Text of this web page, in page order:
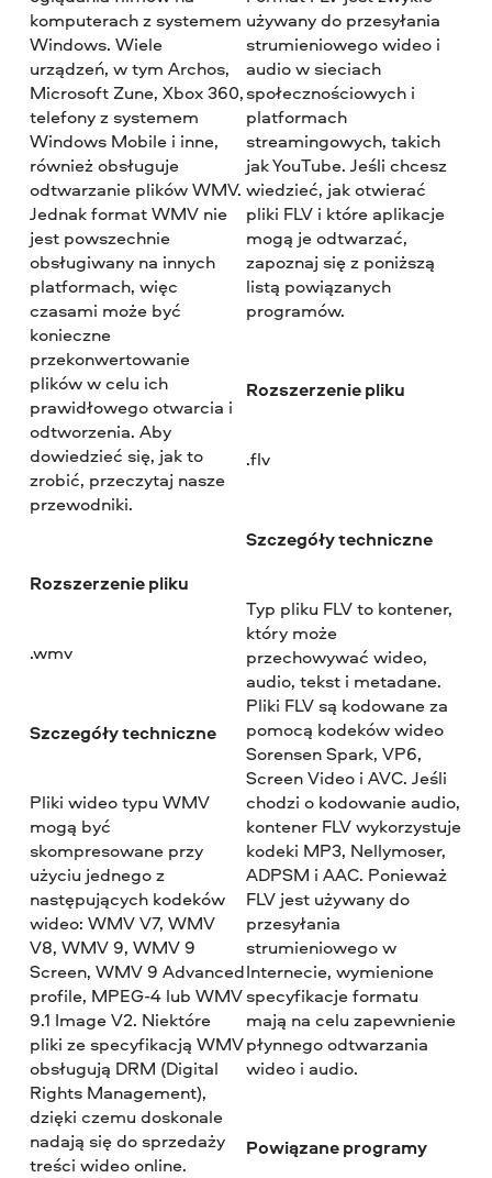
komputerach z systemem
Windows. Wiele
urządzeń, w tym Archos,
Microsoft Zune, Xbox 360,
telefony z systemem
Windows Mobile i inne,
również obsługuje
odtwarzanie plików WMV.
Jednak format WMV nie
jest powszechnie
obsługiwany na innych
platformach, więc
czasami może być
konieczne
przekonwertowanie
plików w celu ich
prawidłowego otwarcia i
odtworzenia. Aby
dowiedzieć się, jak to
zrobić, przeczytaj nasze
przewodniki.
Rozszerzenie pliku
.wmv
Szczegóły techniczne
Pliki wideo typu WMV
mogą być
skompresowane przy
użyciu jednego z
następujących kodeków
wideo: WMV V7, WMV
V8, WMV 9, WMV 9
Screen, WMV 9 Advanced
profile, MPEG-4 lub WMV
9.1 Image V2. Niektóre
pliki ze specyfikacją WMV
obsługują DRM (Digital
Rights Management),
dzięki czemu doskonale
nadają się do sprzedaży
treści wideo online.
używany do przesyłania
strumieniowego wideo i
audio w sieciach
społecznościowych i
platformach
streamingowych, takich
jak YouTube. Jeśli chcesz
wiedzieć, jak otwierać
pliki FLV i które aplikacje
mogą je odtwarzać,
zapoznaj się z poniższą
listą powiązanych
programów.
Rozszerzenie pliku
.flv
Szczegóły techniczne
Typ pliku FLV to kontener,
który może
przechowywać wideo,
audio, tekst i metadane.
Pliki FLV są kodowane za
pomocą kodeków wideo
Sorensen Spark, VP6,
Screen Video i AVC. Jeśli
chodzi o kodowanie audio,
kontener FLV wykorzystuje
kodeki MP3, Nellymoser,
ADPSM i AAC. Ponieważ
FLV jest używany do
przesyłania
strumieniowego w
Internecie, wymienione
specyfikacje formatu
mają na celu zapewnienie
płynnego odtwarzania
wideo i audio.
Powiązane programy